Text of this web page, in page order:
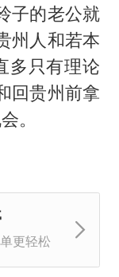
子的老公就
州人和若本
多只有理论
回贵州前拿
。
更轻松